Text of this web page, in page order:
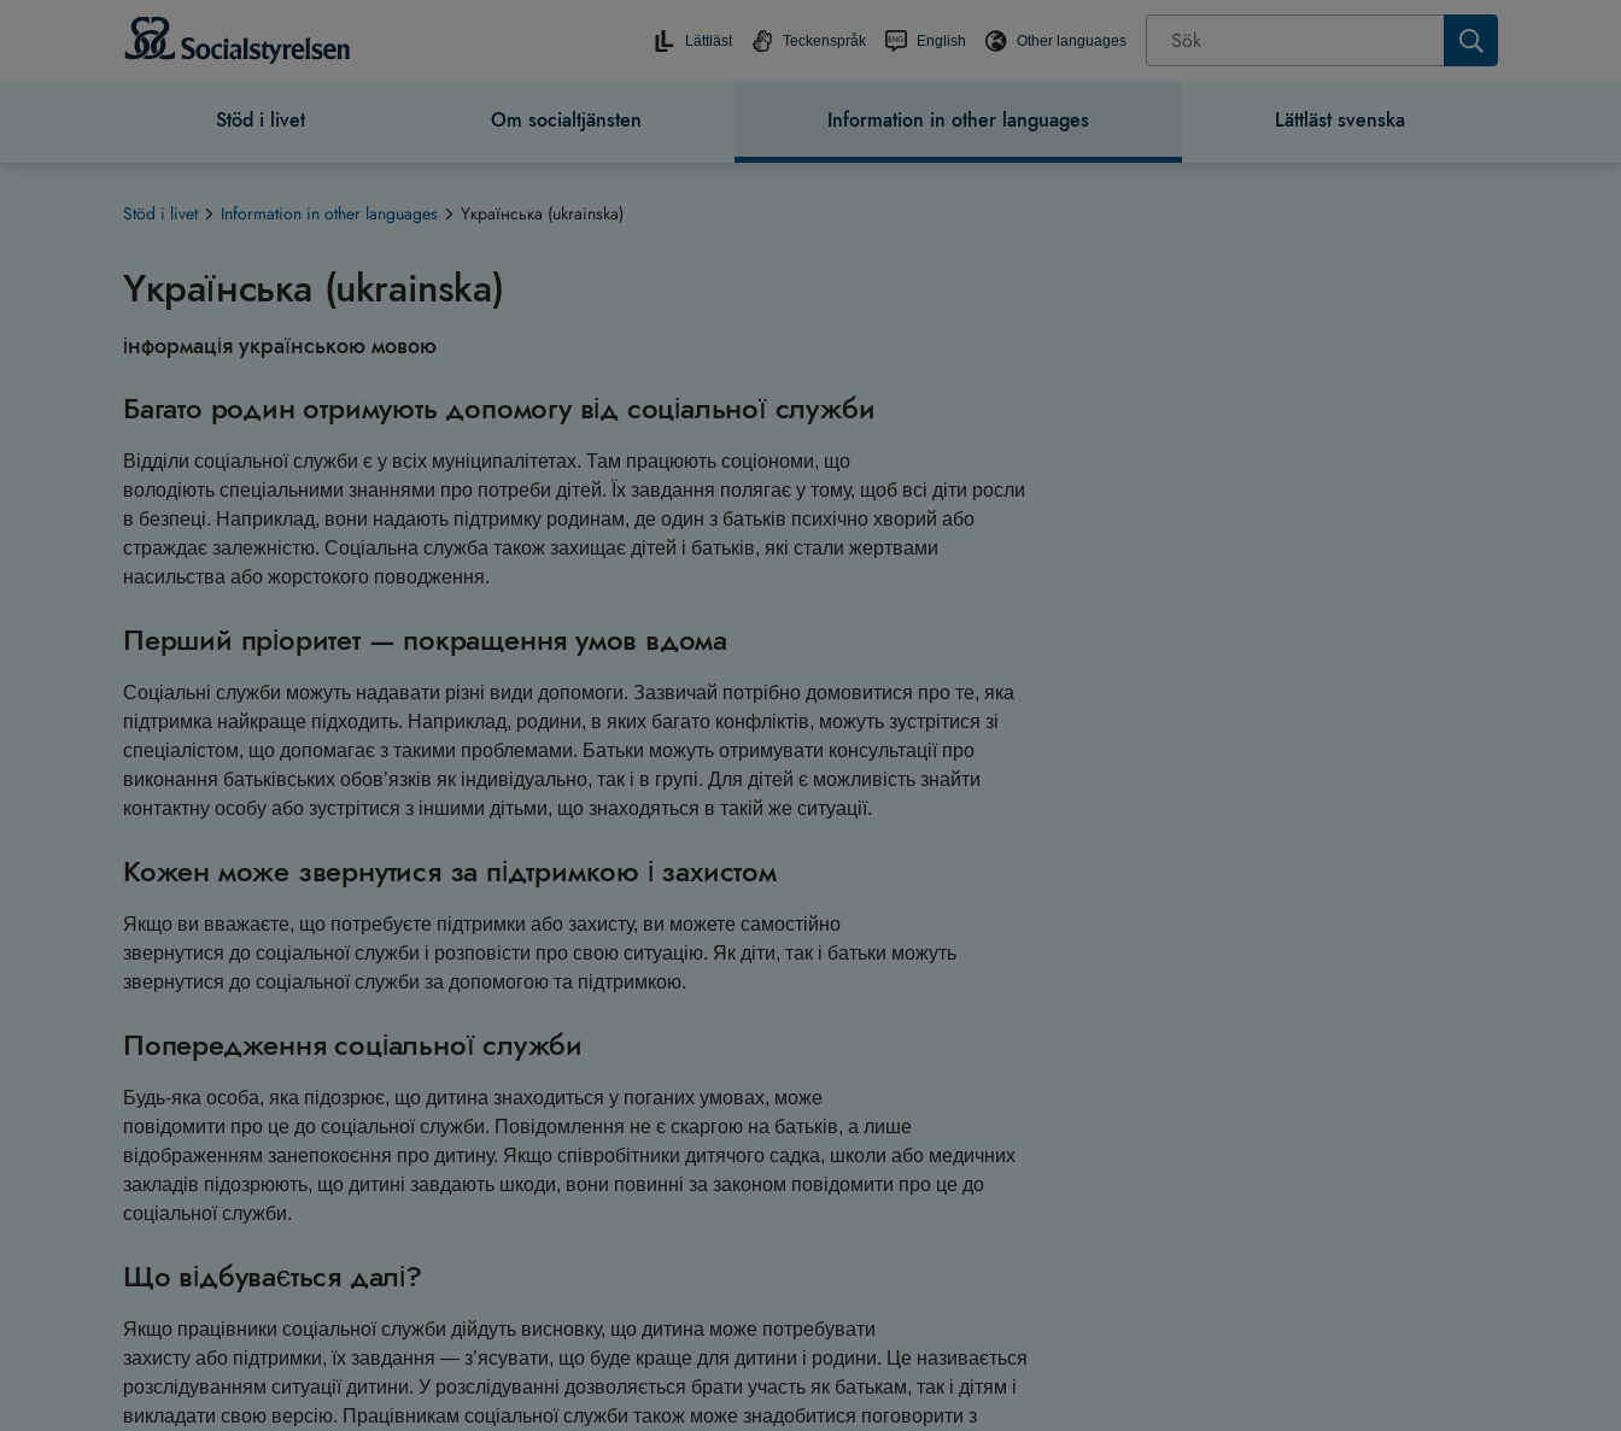
Lättläst Teckenspråk English Other languages
Stöd i livet Om socialtjänsten Information in other languages Lättläst svenska
Stöd i livet Information in other languages Yкраїнська (ukrainska)
Yкраїнська (ukrainska)
інформація українською мовою
Багато родин отримують допомогу від соціальної служби
Відділи соціальної служби є у всіх муніципалітетах. Там працюють соціономи, що
володіють спеціальними знаннями про потреби дітей. Їх завдання полягає у тому, щоб всі діти росли
в безпеці. Наприклад, вони надають підтримку родинам, де один з батьків психічно хворий або
страждає залежністю. Соціальна служба також захищає дітей і батьків, які стали жертвами
насильства або жорстокого поводження.
Перший пріоритет — покращення умов вдома
Соціальні служби можуть надавати різні види допомоги. Зазвичай потрібно домовитися про те, яка
підтримка найкраще підходить. Наприклад, родини, в яких багато конфліктів, можуть зустрітися зі
спеціалістом, що допомагає з такими проблемами. Батьки можуть отримувати консультації про
виконання батьківських обов’язків як індивідуально, так і в групі. Для дітей є можливість знайти
контактну особу або зустрітися з іншими дітьми, що знаходяться в такій же ситуації.
Кожен може звернутися за підтримкою і захистом
Якщо ви вважаєте, що потребуєте підтримки або захисту, ви можете самостійно
звернутися до соціальної служби і розповісти про свою ситуацію. Як діти, так і батьки можуть
звернутися до соціальної служби за допомогою та підтримкою.
Попередження соціальної служби
Будь-яка особа, яка підозрює, що дитина знаходиться у поганих умовах, може
повідомити про це до соціальної служби. Повідомлення не є скаргою на батьків, а лише
відображенням занепокоєння про дитину. Якщо співробітники дитячого садка, школи або медичних
закладів підозрюють, що дитині завдають шкоди, вони повинні за законом повідомити про це до
соціальної служби.
Що відбувається далі?
Якщо працівники соціальної служби дійдуть висновку, що дитина може потребувати
захисту або підтримки, їх завдання — з’ясувати, що буде краще для дитини і родини. Це називається
розслідуванням ситуації дитини. У розслідуванні дозволяється брати участь як батькам, так і дітям і
викладати свою версію. Працівникам соціальної служби також може знадобитися поговорити з